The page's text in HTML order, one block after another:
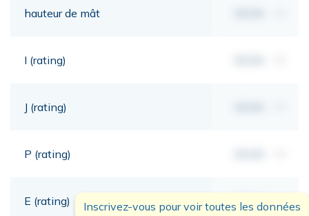
hauteur de mât
I (rating)
J (rating)
P (rating)
E (rating) 00,00
Inscrivez-vous pour voir toutes les données